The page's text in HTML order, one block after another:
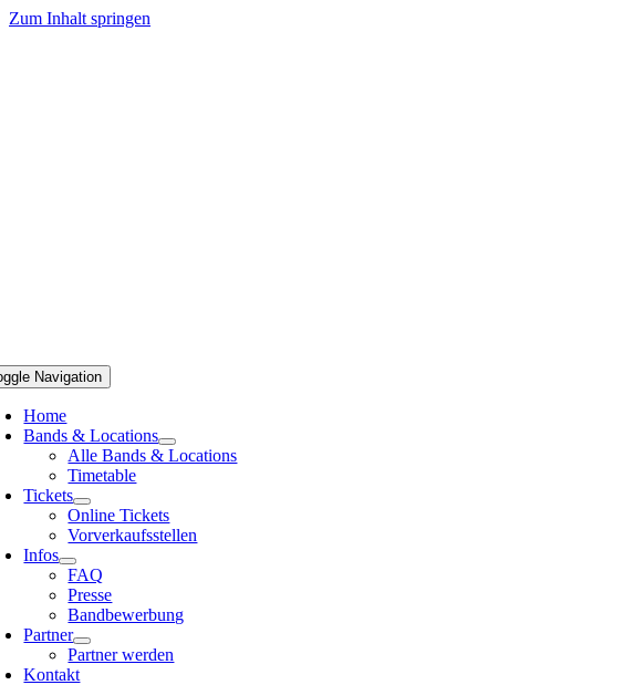
Zum Inhalt springen
Navigation
Home
Bands & Locations
Alle Bands & Locations
Timetable
Tickets
Online Tickets
Vorverkaufsstellen
Infos
FAQ
Presse
Bandbewerbung
Partner
Partner werden
Kontakt